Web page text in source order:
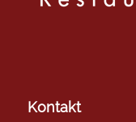
Kontakt